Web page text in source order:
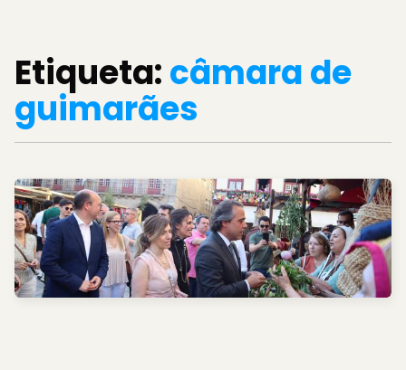
Etiqueta:câmara de
guimarães